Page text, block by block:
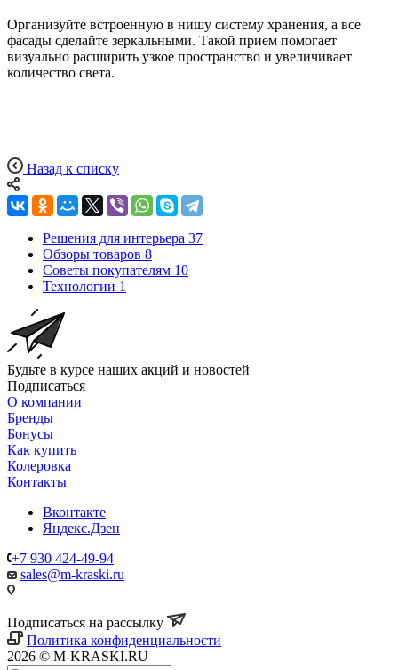
​​​​​​Организуйте встроенную в нишу систему хранения, а все
фасады сделайте зеркальными. Такой прием помогает
визуально расширить узкое пространство и увеличивает
количество света.
Назад к списку
Решения для интерьера 37
Обзоры товаров 8
Советы покупателям 10
Технологии 1
Будьте в курсе наших акций и новостей
Подписаться
О компании
Бренды
Бонусы
Как купить
Колеровка
Контакты
Вконтакте
Яндекс.Дзен
+7 930 424-49-94
sales@m-kraski.ru
Подписаться на рассылку
Политика конфиденциальности
2026 © M-KRASKI.RU